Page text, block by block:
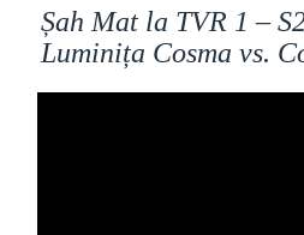
Șah Mat la TVR 1 –
Luminița Cosma vs.